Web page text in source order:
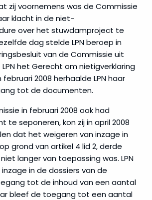
zij voornemens was de Commissie
klacht in de niet-
over het stuwdamproject te
dag stelde LPN beroep in
van de Commissie uit
het Gerecht om nietigverklaring
2008 herhaalde LPN haar
tot de documenten.
in februari 2008 ook had
te seponeren, kon zij in april 2008
dat het weigeren van inzage in
grond van artikel 4 lid 2, derde
langer van toepassing was. LPN
in de dossiers van de
tot de inhoud van een aantal
bleef de toegang tot een aantal